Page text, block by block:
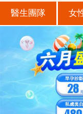
醫生團隊 女